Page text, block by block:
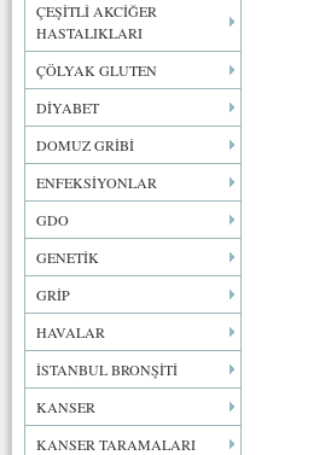
ÇEŞİTLİ AKCİĞER
HASTALIKLARI
ÇÖLYAK GLUTEN
DİYABET
DOMUZ GRİBİ
ENFEKSİYONLAR
GDO
GENETİK
GRİP
HAVALAR
İSTANBUL BRONŞİTİ
KANSER
KANSER TARAMALARI